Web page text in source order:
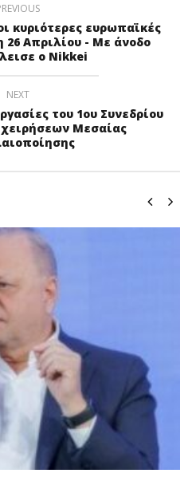
κυριότερες ευρωπαϊκές
26 Απριλίου - Με άνοδο
ο Nikkei
NEXT
του 1ου Συνεδρίου
Μεσαίας